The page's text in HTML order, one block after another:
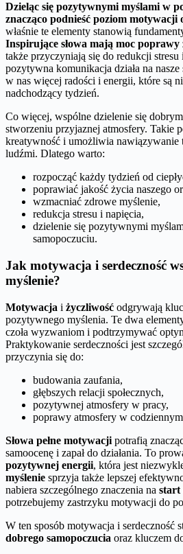
Dzieląc się pozytywnymi myślami w
znacząco podnieść poziom motywacji
właśnie te elementy stanowią
Inspirujące słowa mają moc
także przyczyniają się do redukcji stresu
pozytywna komunikacja działa na
w nas więcej radości i energii, które są
nadchodzący tydzień.
Co więcej, wspólne dzielenie się
stworzeniu przyjaznej atmosfery. Takie
kreatywność i umożliwia nawiązywanie
ludźmi. Dlatego warto:
rozpocząć każdy tydzień od
poprawiać jakość życia naszego
wzmacniać zdrowe myślenie,
redukcja stresu i napięcia,
dzielenie się pozytywnymi
samopoczuciu.
Jak motywacja i serdeczność
myślenie?
Motywacja i życzliwość odgrywają
pozytywnego myślenia. Te dwa
czoła wyzwaniom i podtrzymywać
Praktykowanie serdeczności jest
przyczynia się do:
budowania zaufania,
głębszych relacji społecznych,
pozytywnej atmosfery w pracy,
poprawy atmosfery w
Słowa pełne motywacji potrafią
samoocenę i zapał do działania. To
pozytywnej energii, która jest
myślenie sprzyja także lepszej
nabiera szczególnego znaczenia na start
potrzebujemy zastrzyku motywacji do
W ten sposób motywacja i serdeczność
dobrego samopoczucia oraz kluczem